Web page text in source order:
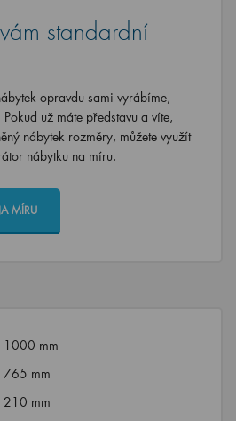
standardní
opravdu sami vyrábíme,
už máte představu a víte,
nábytek rozměry, můžete využít
nábytku na míru.
MÍRU
1000 mm
765 mm
210 mm